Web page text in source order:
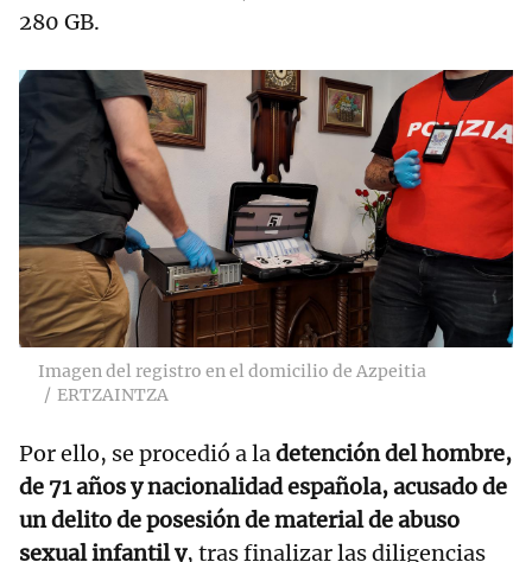
280 GB.
Imagen del registro en el domicilio de Azpeitia
ERTZAINTZA
Por ello, se procedió a ladetención del hombre,
de 71 años y nacionalidad española, acusado de
un delito de posesión de material de abuso
sexual infantil y, tras finalizar las diligencias